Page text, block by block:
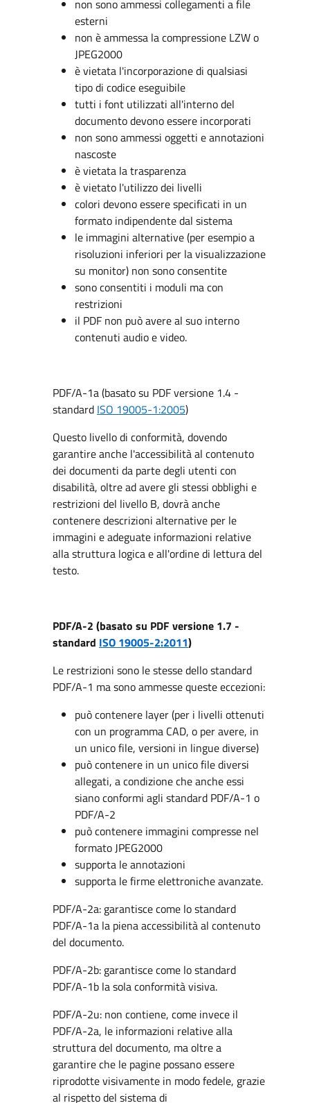
non sono ammessi collegamenti a file
esterni
non è ammessa la compressione LZW o
JPEG2000
è vietata l'incorporazione di qualsiasi
tipo di codice eseguibile
tutti i font utilizzati all'interno del
documento devono essere incorporati
non sono ammessi oggetti e annotazioni
nascoste
è vietata la trasparenza
è vietato l'utilizzo dei livelli
colori devono essere specificati in un
formato indipendente dal sistema
le immagini alternative (per esempio a
risoluzioni inferiori per la visualizzazione
su monitor) non sono consentite
sono consentiti i moduli ma con
restrizioni
il PDF non può avere al suo interno
contenuti audio e video.
PDF/A-1a (basato su PDF versione 1.4 -
standard ISO 19005-1:2005)
Questo livello di conformità, dovendo
garantire anche l'accessibilità al contenuto
dei documenti da parte degli utenti con
disabilità, oltre ad avere gli stessi obblighi e
restrizioni del livello B, dovrà anche
contenere descrizioni alternative per le
immagini e adeguate informazioni relative
alla struttura logica e all'ordine di lettura del
testo.
PDF/A-2 (basato su PDFversione 1.7 -
standard ISO 19005-2:2011)
Le restrizioni sono le stesse dello standard
PDF/A-1 ma sono ammesse queste eccezioni:
può contenere layer (per i livelli ottenuti
con un programma CAD, o per avere, in
un unico file, versioni in lingue diverse)
può contenere in un unico file diversi
allegati, a condizione che anche essi
siano conformi agli standard PDF/A-1 o
PDF/A-2
può contenere immagini compresse nel
formato JPEG2000
supporta le annotazioni
supporta le firme elettroniche avanzate.
PDF/A-2a: garantisce come lo standard
PDF/A-1a la piena accessibilità al contenuto
del documento.
PDF/A-2b: garantisce come lo standard
PDF/A-1b la sola conformità visiva.
PDF/A-2u: non contiene, come invece il
PDF/A-2a, le informazioni relative alla
struttura del documento, ma oltre a
garantire che le pagine possano essere
riprodotte visivamente in modo fedele, grazie
al rispetto del sistema di